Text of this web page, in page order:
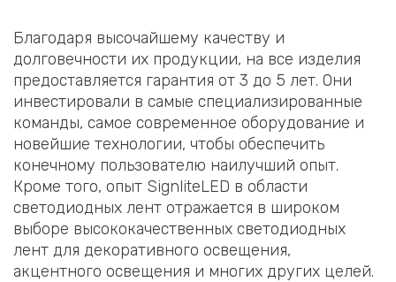
Благодаря высочайшему качеству и
долговечности их продукции, на все изделия
предоставляется гарантия от 3 до 5 лет. Они
инвестировали в самые специализированные
команды, самое современное оборудование и
новейшие технологии, чтобы обеспечить
конечному пользователю наилучший опыт.
Кроме того, опыт SignliteLED в области
светодиодных лент отражается в широком
выборе высококачественных светодиодных
лент для декоративного освещения,
акцентного освещения и многих других целей.